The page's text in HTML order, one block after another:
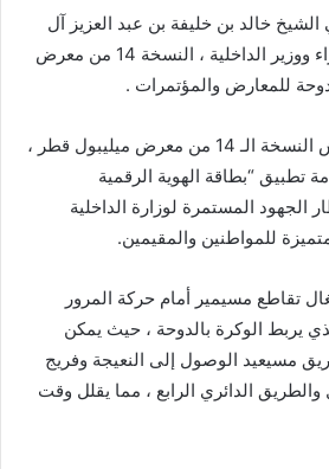
الشيخ خالد بن خليفة بن عبد العزيز آل
ثاني ، رئيس مجلس الوزراء ووزير الداخلية ، النسخة 14 من معرض
للمعارض والمؤتمرات .
في 24 مايو ، وعلى هامش النسخة الـ 14 من معرض ميليبول قطر ،
تطبيق “بطاقة الهوية الرقمية
الجهود المستمرة لوزارة الداخلية
للمواطنين والمقيمين.
أشغال تقاطع مسيمير أمام حركة المرور
يربط الوكرة بالدوحة ، حيث يمكن
مسيعيد الوصول إلى النعيجة وفريج
الدائري الرابع ، مما يقلل وقت